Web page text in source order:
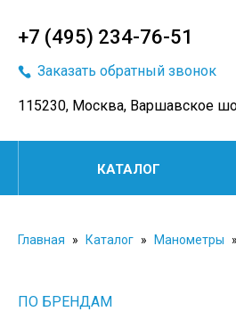
+7 (495) 234-76-51
Заказать обратный звонок
115230, Москва, Варшавское
КАТАЛОГ
Главная » Каталог » Манометры »
ПО БРЕНДАМ